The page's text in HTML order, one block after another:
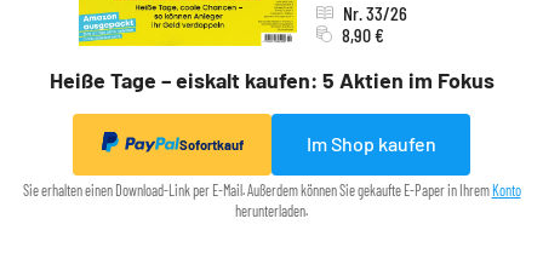
Heiße Tage – eiskalt kaufen: 5 Aktien im Fokus
Nr. 33/26
8,90 €
Sofortkauf Im Shop kaufen
Sie erhalten einen Download-Link per E-Mail. Außerdem können Sie gekaufte E-Paper in IhremKonto
herunterladen.